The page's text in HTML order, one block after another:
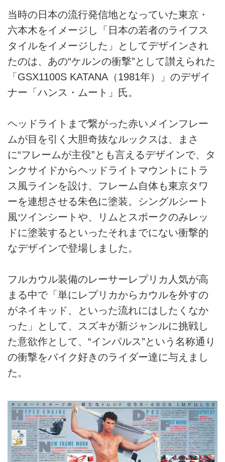
当時の日本の流行発信地となっていた東京・
六本木をイメージし「日本の若者のライフス
タイルをイメージした」としてデザインされ
たのは、あの“ケルンの衝撃”として讃えられた
「GSX1100S KATANA（1981年）」のデザイ
ナー「ハンス・ムート」氏。
ヘッドライトまで繋がった赤いメインフレー
ムが目を引く大胆奇抜なルックスは、まさ
に“フレームが主役”とも言えるデザインで、タ
ンクサイドからヘッドライトマウントにトラ
ス風ラインを設け、フレーム自体も東京タワ
ーを連想させる朱色に塗装。シングルシート
風ツインシートや、リムとスポークのみレッ
ドに塗装するといったそれまでにない衝撃的
なデザインで登場しました。
フルカウル装備のレーサーレプリカ人気が高
まる中で「単にレプリカからカウルを外すの
がネイキッド、といった流れにはしたくなか
った」として、スズキが新ジャンルに挑戦し
た意欲作として、“インパルス”という名称通り
の衝撃をバイク好きのライダー達に与えまし
た。